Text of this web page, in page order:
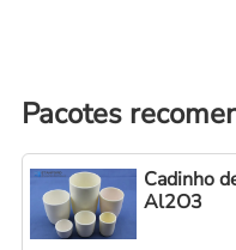
Pacotes
Cadinho
Al2O3